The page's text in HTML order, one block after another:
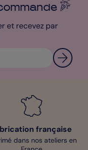
et recevez par
française
dans nos ateliers en